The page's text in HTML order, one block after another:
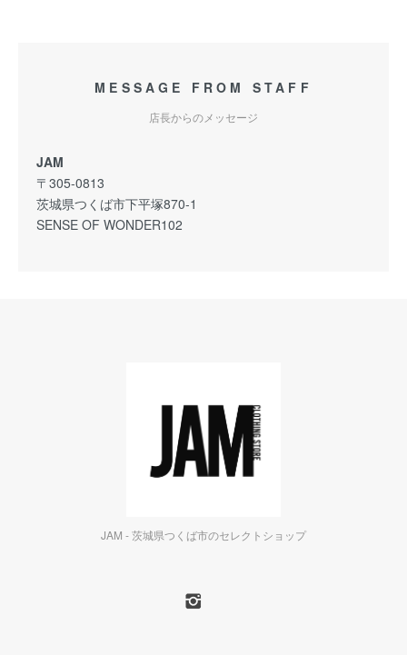
MESSAGE FROM STAFF
店長からのメッセージ
JAM
〒305-0813
茨城県つくば市下平塚870-1
SENSE OF WONDER102
JAM - 茨城県つくば市のセレクトショップ